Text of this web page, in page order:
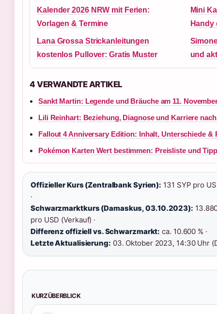
Kalender 2026 NRW mit Ferien:
Vorlagen & Termine
Mini
Handy
Lana Grossa Strickanleitungen
kostenlos Pullover: Gratis Muster
und
4 VERWANDTE ARTIKEL
Sankt Martin: Legende und Bräuche am 11.
Lili Reinhart: Beziehung, Diagnose und Karriere
Fallout 4 Anniversary Edition: Inhalt, Unterschiede &
Pokémon Karten Wert bestimmen: Preisliste und
Offizieller Kurs (Zentralbank Syrien): 131 SYP pro
·
Schwarzmarktkurs (Damaskus, 03.10.2023):
pro USD (Verkauf) ·
Differenz offiziell vs. Schwarzmarkt: ca. 10.600 % ·
Letzte Aktualisierung: 03. Oktober 2023, 14:30 Uhr
KURZÜBERBLICK